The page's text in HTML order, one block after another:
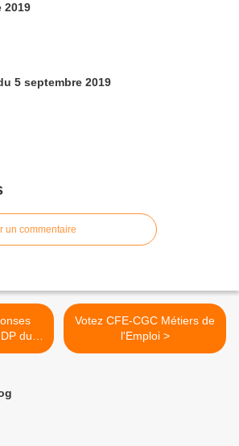
2019
5 septembre 2019
un commentaire
du 7
Votez CFE-CGC Métiers de
l'Emploi >